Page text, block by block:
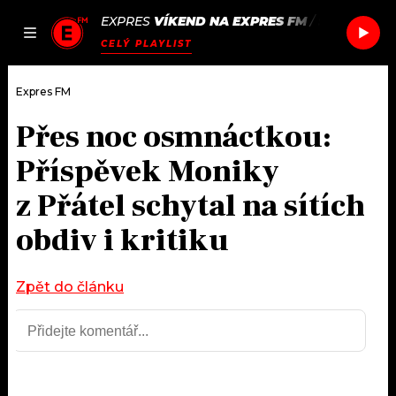
JAK
SEZNAM.CZ
EXPRES VÍKEND NA EXPRES FM/ SHARON
CELÝ PLAYLIST
DOMŮ
ČLÁNKY
AKTUÁLNĚ
HUDBA
PODCASTY
JAK NALADIT
RÁDIO
Expres FM
Přes noc osmnáctkou:
Příspěvek Moniky
z Přátel schytal na sítích
obdiv i kritiku
Zpět do článku